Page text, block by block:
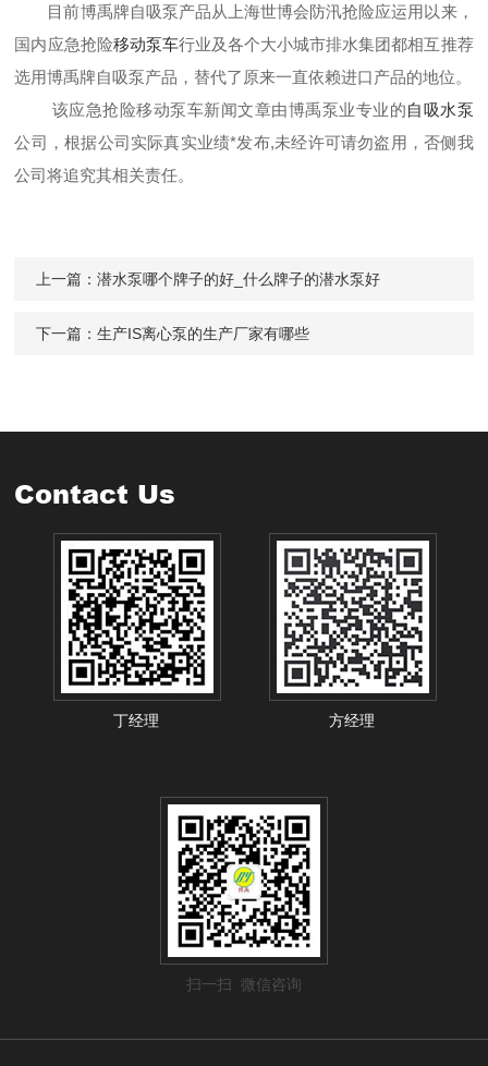
目前博禹牌自吸泵产品从上海世博会防汛抢险应运用以来，
国内应急抢险移动泵车行业及各个大小城市排水集团都相互推荐
选用博禹牌自吸泵产品，替代了原来一直依赖进口产品的地位。
该应急抢险移动泵车新闻文章由博禹泵业专业的自吸水泵
公司，根据公司实际真实业绩*发布,未经许可请勿盗用，否侧我
公司将追究其相关责任。
上一篇：潜水泵哪个牌子的好_什么牌子的潜水泵好
下一篇：生产IS离心泵的生产厂家有哪些
Contact Us
丁经理 方经理
扫一扫 微信咨询